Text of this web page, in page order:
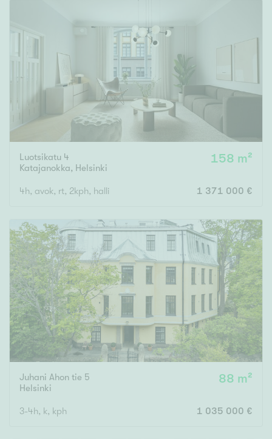
Luotsikatu 4
Katajanokka, Helsinki
158 m²
4h, avok, rt, 2kph, halli 1 371 000 €
Juhani Ahon tie 5
Helsinki
88 m²
3-4h, k, kph 1 035 000 €